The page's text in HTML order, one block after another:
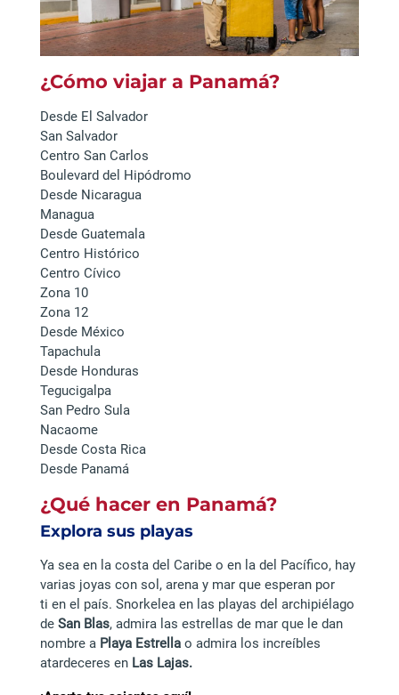
¿Cómo viajar a Panamá?
Desde El Salvador
San Salvador
Centro San Carlos
Boulevard del Hipódromo
Desde Nicaragua
Managua
Desde Guatemala
Centro Histórico
Centro Cívico
Zona 10
Zona 12
Desde México
Tapachula
Desde Honduras
Tegucigalpa
San Pedro Sula
Nacaome
Desde Costa Rica
Desde Panamá
¿Qué hacer en Panamá?
Explora sus playas
Ya sea en la costa del Caribe o en la del Pacífico, hay
varias joyas con sol, arena y mar que esperan por
ti en el país. Snorkelea en las playas del archipiélago
de San Blas, admira las estrellas de mar que le dan
nombre a Playa Estrellao admira los increíbles
atardeceres enLas Lajas.